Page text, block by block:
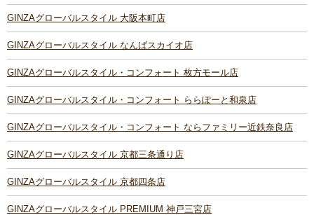
GINZAグローバルスタイル 大阪本町店
GINZAグローバルスタイル なんばスカイオ店
GINZAグローバルスタイル・コンフォート 枚方モール店
GINZAグローバルスタイル・コンフォート ららぽーと和泉店
GINZAグローバルスタイル・コンフォート ならファミリー近鉄奈良店
GINZAグローバルスタイル 京都三条通り店
GINZAグローバルスタイル 京都四条店
GINZAグローバルスタイル PREMIUM 神戸三宮店